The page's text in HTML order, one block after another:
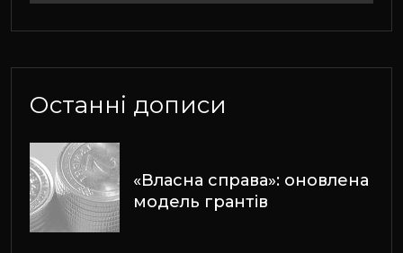
Останні дописи
«Власна справа»: оновлена
модель грантів